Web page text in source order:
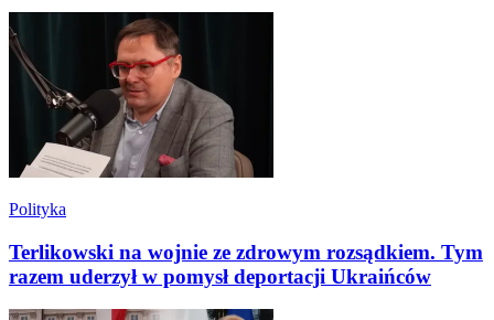
Polityka
Terlikowski na wojnie ze zdrowym rozsądkiem. Tym
razem uderzył w pomysł deportacji Ukraińców